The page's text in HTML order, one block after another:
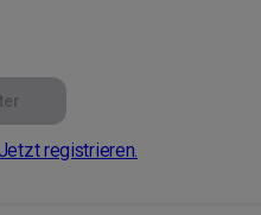
registrieren.